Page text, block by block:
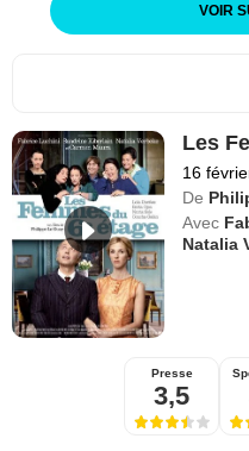
VOIR
Les
16
De
Avec
Natalia
Presse
3,5